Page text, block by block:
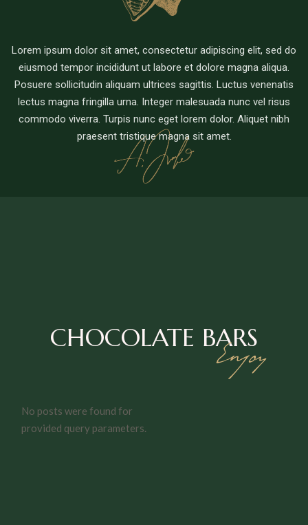
Lorem ipsum dolor sit amet, consectetur adipiscing elit, sed do
eiusmod tempor incididunt ut labore et dolore magna aliqua.
Posuere sollicitudin aliquam ultrices sagittis. Luctus venenatis
lectus magna fringilla urna. Integer malesuada nunc vel risus
commodo viverra. Turpis nunc eget lorem dolor. Aliquet nibh
praesent tristique magna sit amet.
CHOCOLATE BARS
Enjoy
No posts were found for
provided query parameters.